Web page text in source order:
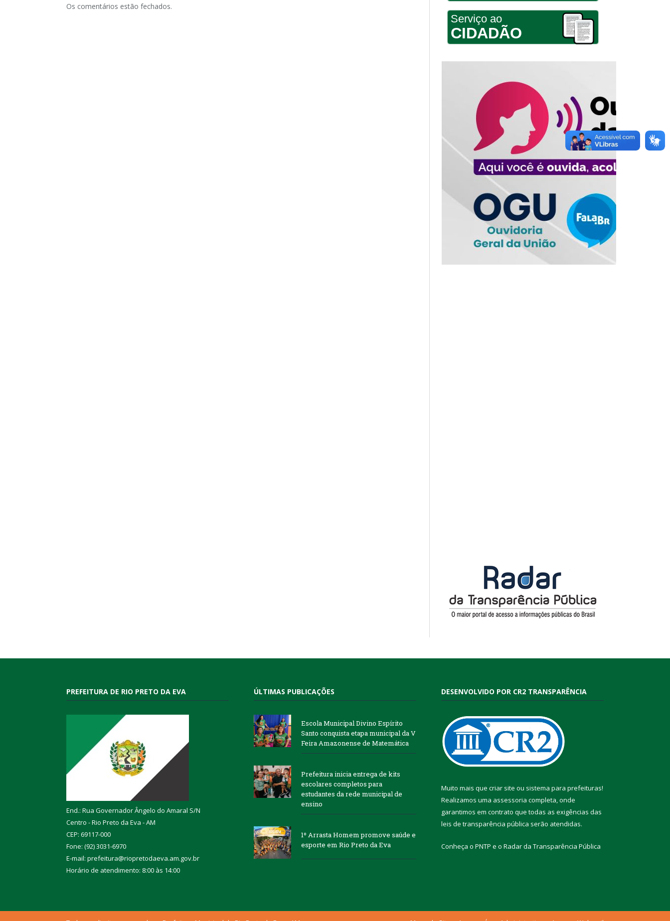
Os comentários estão fechados.
Serviço ao
CIDADÃO
PREFEITURA DE RIO PRETO DA EVA
End.: Rua Governador Ângelo do Amaral S/N
Centro - Rio Preto da Eva - AM
CEP: 69117-000
Fone: (92) 3031-6970
E-mail: prefeitura@riopretodaeva.am.gov.br
Horário de atendimento: 8:00 às 14:00
ÚLTIMAS PUBLICAÇÕES
Escola Municipal Divino Espírito
Santo conquista etapa municipal da V
Feira Amazonense de Matemática
Prefeitura inicia entrega de kits
escolares completos para
estudantes da rede municipal de
ensino
1º Arrasta Homem promove saúde e
esporte em Rio Preto da Eva
DESENVOLVIDO POR CR2 TRANSPARÊNCIA
Muito mais que criar site ou sistema para prefeituras!
Realizamos uma assessoria completa, onde
garantimos em contrato que todas as exigências das
leis de transparência pública serão atendidas.
Conheça o PNTP e o Radar da Transparência Pública